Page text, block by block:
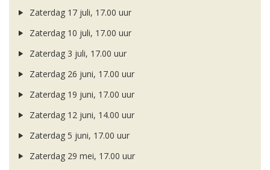
Zaterdag 17 juli, 17.00 uur
Zaterdag 10 juli, 17.00 uur
Zaterdag 3 juli, 17.00 uur
Zaterdag 26 juni, 17.00 uur
Zaterdag 19 juni, 17.00 uur
Zaterdag 12 juni, 14.00 uur
Zaterdag 5 juni, 17.00 uur
Zaterdag 29 mei, 17.00 uur